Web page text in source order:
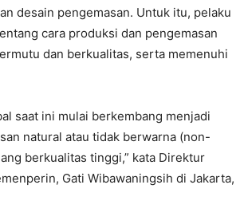
desain pengemasan. Untuk itu, pelaku
cara produksi dan pengemasan
dan berkualitas, serta memenuhi
saat ini mulai berkembang menjadi
natural atau tidak berwarna (non-
berkualitas tinggi,” kata Direktur
Gati Wibawaningsih di Jakarta,